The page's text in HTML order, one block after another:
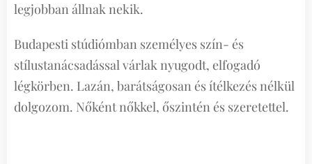
legjobban állnak nekik.
Budapesti stúdiómban személyes szín- és
stílustanácsadással várlak nyugodt, elfogadó
légkörben. Lazán, barátságosan és ítélkezés nélkül
dolgozom. Nőként nőkkel, őszintén és szeretettel.